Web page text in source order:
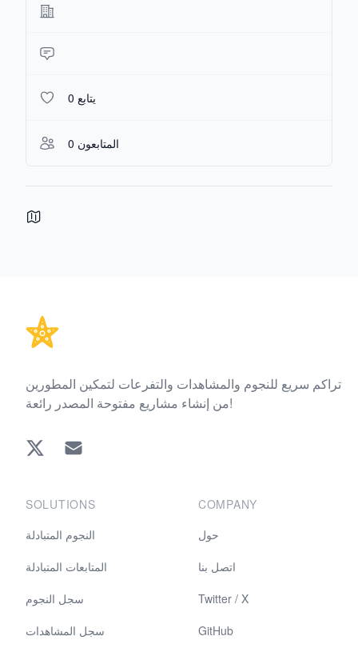
0 يتابع
0 المتابعون
تراكم سريع للنجوم والمشاهدات والتفرعات لتمكين المطورين
من إنشاء مشاريع مفتوحة المصدر رائعة!
Twitter EMAIL
SOLUTIONS
النجوم المتبادلة
المتابعات المتبادلة
سجل النجوم
سجل المشاهدات
COMPANY
حول
اتصل بنا
Twitter / X
GitHub